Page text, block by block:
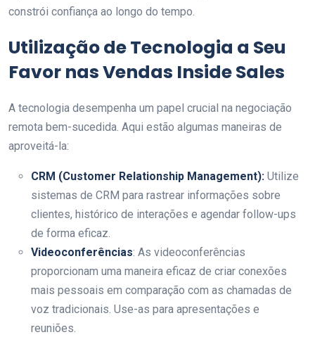
constrói confiança ao longo do tempo.
Utilização de Tecnologia a Seu
Favor nas Vendas Inside Sales
A tecnologia desempenha um papel crucial na negociação
remota bem-sucedida. Aqui estão algumas maneiras de
aproveitá-la:
CRM (Customer Relationship Management): Utilize
sistemas de CRM para rastrear informações sobre
clientes, histórico de interações e agendar follow-ups
de forma eficaz.
Videoconferências: As videoconferências
proporcionam uma maneira eficaz de criar conexões
mais pessoais em comparação com as chamadas de
voz tradicionais. Use-as para apresentações e
reuniões.